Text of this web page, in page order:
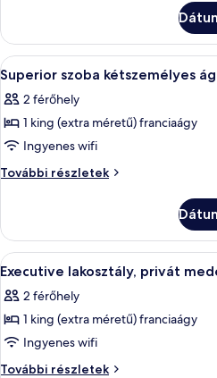
a
tengerre
(Avant
Mar)
tengerre
(Avant
Mar)
további
részletei
A
következő
szoba
összes
képének
megtekintése:
kétszemélyes
ággyal,
kilátással
a
tengerre
5
Superior szoba kétszemélyes
2 férőhely
1 king (extra méretű) franciaágy
Ingyenes wifi
További részletek
Superior
kilátással
tengerre
részletei
A
következő
szoba
összes
képének
megtekintése:
7
Executive lakosztály, privát
2 férőhely
1 king (extra méretű) franciaágy
Ingyenes wifi
További részletek
Executive